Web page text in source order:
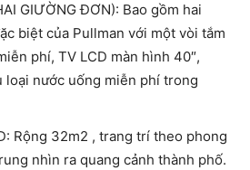
GIƯỜNG ĐƠN): Bao gồm hai
biệt của Pullman với một vòi tắm
phí, TV LCD màn hình 40″,
loại nước uống miễn phí trong
Rộng 32m2 , trang trí theo phong
nhìn ra quang cảnh thành phố.